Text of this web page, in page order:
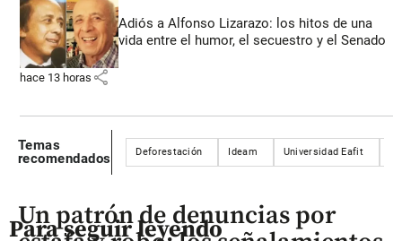
Adiós a Alfonso Lizarazo: los hitos de una
vida entre el humor, el secuestro y el Senado
hace 13 horas share
Temas
recomendados
Deforestación Ideam Universidad Eafit
Para seguir leyendo
Un patrón de denuncias por